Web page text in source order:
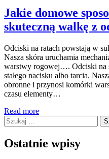
Jakie domowe
skuteczną walkę z
Odciski na ratach powstają w
Nasza skóra uruchamia
warstwy rogowej…. Odciski na
stałego nacisku albo tarcia.
obronne i przynosi komórki
czasu elementy…
Read more
Szukaj:
Ostatnie wpisy